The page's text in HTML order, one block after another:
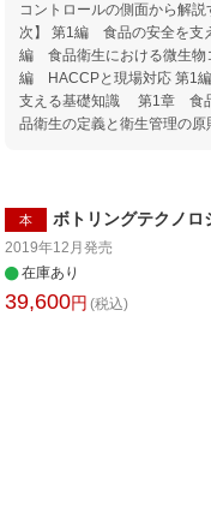
コントロールの側面から解説する！
次】 第1編 食品の安全を支
編 食品衛生における微生物
編 HACCPと現場対応 第1
支える基礎知識 第1章 食
品衛生の定義と衛生管理
ントロール 第1章 食中毒・
の基礎 第2章 異常品の原因
損傷菌の問題と対策 第4
第5章 保存料と日持向上剤
本 ボトリングテクノロ
2019年12月 発売
在庫あり
39,600円 (税込)